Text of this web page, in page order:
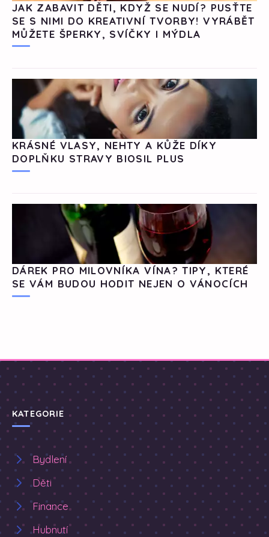
JAK ZABAVIT DĚTI, KDYŽ SE NUDÍ? PUSŤTE
SE S NIMI DO KREATIVNÍ TVORBY! VYRÁBĚT
MŮŽETE ŠPERKY, SVÍČKY I MÝDLA
KRÁSNÉ VLASY, NEHTY A KŮŽE DÍKY
DOPLŇKU STRAVY BIOSIL PLUS
DÁREK PRO MILOVNÍKA VÍNA? TIPY, KTERÉ
SE VÁM BUDOU HODIT NEJEN O VÁNOCÍCH
KATEGORIE
Bydlení
Děti
Finance
Hubnutí